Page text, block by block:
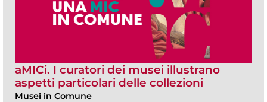
aMICi. I curatori dei musei illustrano
aspetti particolari delle collezioni
Musei in Comune